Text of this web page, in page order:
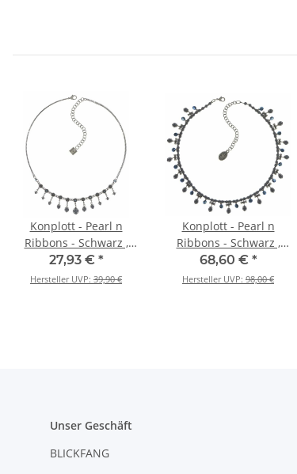
Konplott - Pearl n
Ribbons - Schwarz ,
Antiksilber, Halskette
27,93 € *
Hersteller UVP: 39,90 €
Konplott - Pearl n
Ribbons - Schwarz ,
Antiksilber, Halskette
68,60 € *
Hersteller UVP: 98,00 €
Unser Geschäft
BLICKFANG